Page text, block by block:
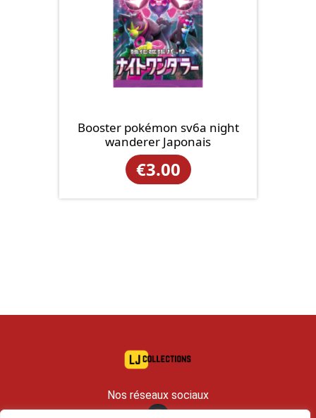
Booster pokémon sv6a night
wanderer Japonais
€3.00
Nos réseaux sociaux